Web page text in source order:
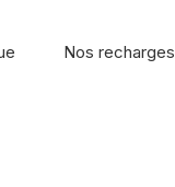
Nos recharges